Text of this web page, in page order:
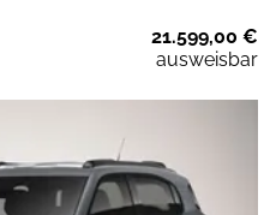
21.599,00 €
ausweisbar